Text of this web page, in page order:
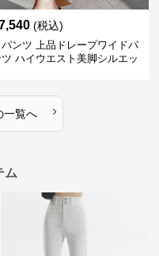
(税込)
パンツ 上品ドレープワイドパ
ツ ハイウエスト美脚シルエッ
一覧へ ›
ム